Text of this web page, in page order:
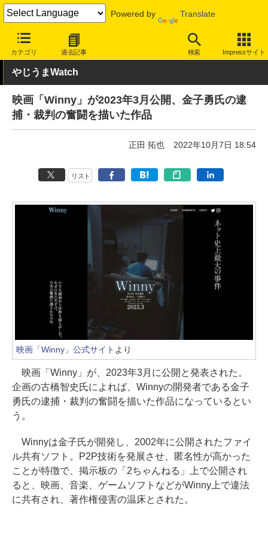
Powered by Translate
カテゴリ 過去記事 検索 Impressサイト
INTERNET Watch トピック
やじうまWatch
映画「Winny」が2023年3月公開、金子勇氏の逮
捕・裁判の奮闘を描いた作品
正田 拓也 2022年10月7日 18:54
リスト
映画「Winny」公式サイト より
映画「Winny」が、2023年3月に公開と発表された。
企画の古橋智史氏によれば、Winnyの開発者である金子
勇氏の逮捕・裁判の奮闘を描いた作品になっているとい
う。
Winnyは金子氏が開発し、2002年に公開されたファイ
ル共有ソフト。P2P技術を発展させ、匿名性が高かった
ことが特徴で、掲示板の「2ちゃんねる」上で公開され
ると、映画、音楽、ゲームソフトなどがWinny上で違法
に共有され、著作権侵害の温床とされた。